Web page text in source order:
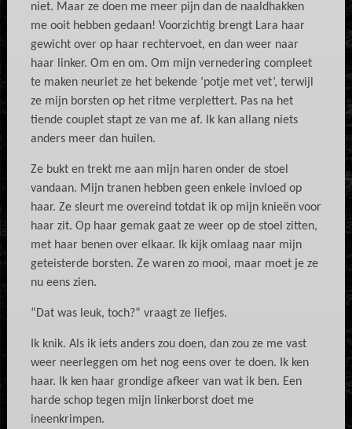
niet. Maar ze doen me meer pijn dan de naaldhakken
me ooit hebben gedaan! Voorzichtig brengt Lara haar
gewicht over op haar rechtervoet, en dan weer naar
haar linker. Om en om. Om mijn vernedering compleet
te maken neuriet ze het bekende ‘potje met vet’, terwijl
ze mijn borsten op het ritme verplettert. Pas na het
tiende couplet stapt ze van me af. Ik kan allang niets
anders meer dan huilen.
Ze bukt en trekt me aan mijn haren onder de stoel
vandaan. Mijn tranen hebben geen enkele invloed op
haar. Ze sleurt me overeind totdat ik op mijn knieën voor
haar zit. Op haar gemak gaat ze weer op de stoel zitten,
met haar benen over elkaar. Ik kijk omlaag naar mijn
geteisterde borsten. Ze waren zo mooi, maar moet je ze
nu eens zien.
“Dat was leuk, toch?” vraagt ze liefjes.
Ik knik. Als ik iets anders zou doen, dan zou ze me vast
weer neerleggen om het nog eens over te doen. Ik ken
haar. Ik ken haar grondige afkeer van wat ik ben. Een
harde schop tegen mijn linkerborst doet me
ineenkrimpen.